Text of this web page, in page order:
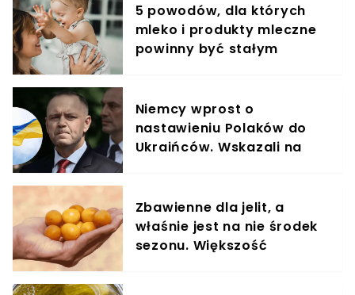
5 powodów, dla których
mleko i produkty mleczne
powinny być stałym
Niemcy wprost o
nastawieniu Polaków do
Ukraińców. Wskazali na
Zbawienne dla jelit, a
właśnie jest na nie środek
sezonu. Większość